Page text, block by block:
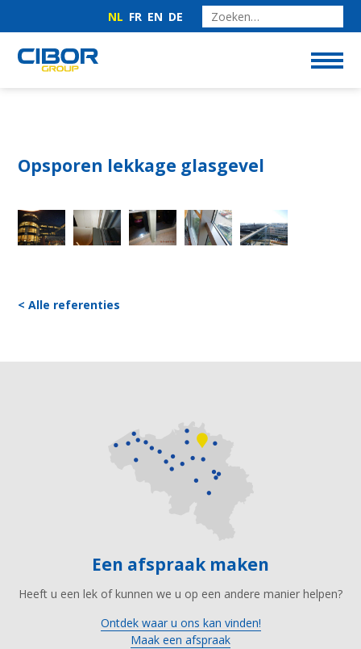
NL FR EN DE
Opsporen lekkage glasgevel
< Alle referenties
Een afspraak maken
Heeft u een lek of kunnen we u op een andere manier helpen?
Ontdek waar u ons kan vinden!
Maak een afspraak